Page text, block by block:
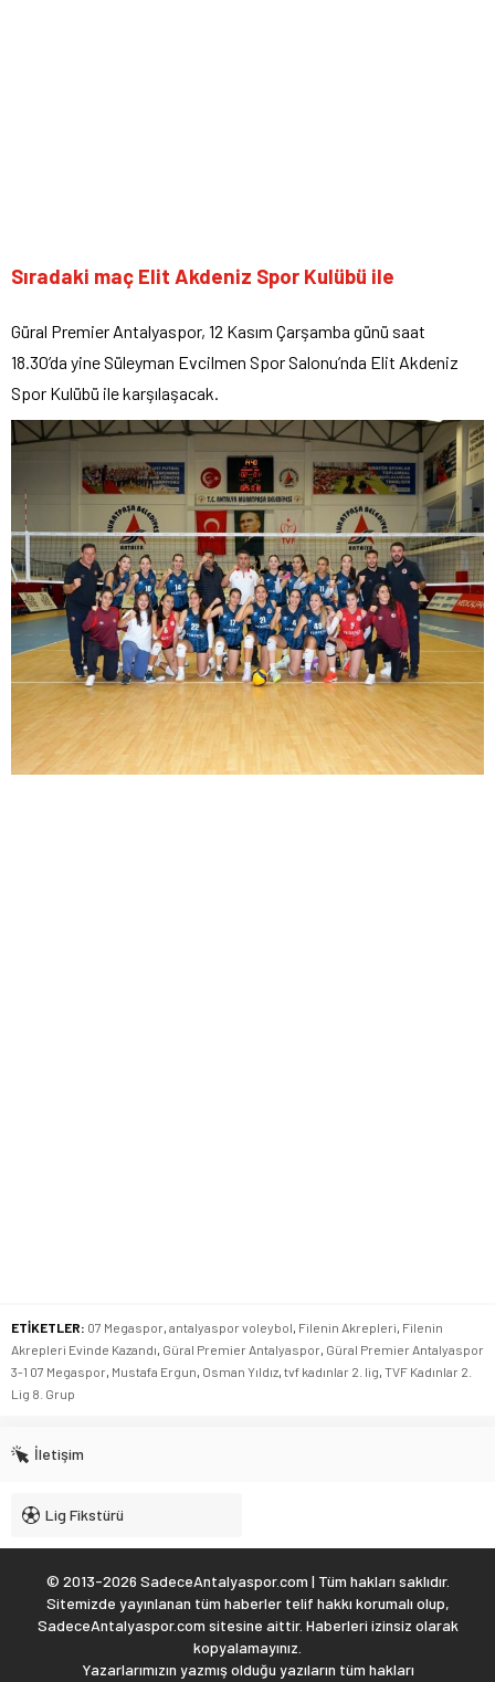
Sıradaki maç Elit Akdeniz Spor Kulübü ile
Güral Premier Antalyaspor, 12 Kasım Çarşamba günü saat
18.30’da yine Süleyman Evcilmen Spor Salonu’nda Elit Akdeniz
Spor Kulübü ile karşılaşacak.
ETİKETLER: 07 Megaspor, antalyaspor voleybol, Filenin Akrepleri, Filenin
Akrepleri Evinde Kazandı, Güral Premier Antalyaspor, Güral Premier Antalyaspor
3-1 07 Megaspor, Mustafa Ergun, Osman Yıldız, tvf kadınlar 2. lig, TVF Kadınlar 2.
Lig 8. Grup
İletişim
Lig Fikstürü
© 2013-2026 SadeceAntalyaspor.com | Tüm hakları saklıdır.
Sitemizde yayınlanan tüm haberler telif hakkı korumalı olup,
SadeceAntalyaspor.com sitesine aittir. Haberleri izinsiz olarak
kopyalamayınız.
Yazarlarımızın yazmış olduğu yazıların tüm hakları